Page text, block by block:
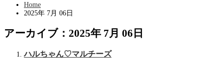
Home
2025年 7月 06日
アーカイブ：2025年 7月 06日
ハルちゃん♡マルチーズ